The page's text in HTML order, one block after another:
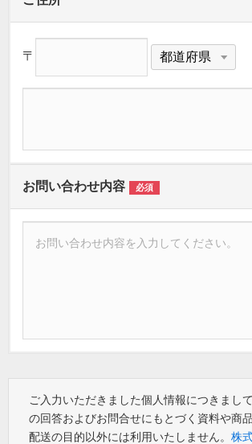
〒
お問い合わせ内容 必須
ご入力いただきました個人情報につきまし
の回答およびお問合せにもとづく資料や商
配送の目的以外には利用いたしません。 株